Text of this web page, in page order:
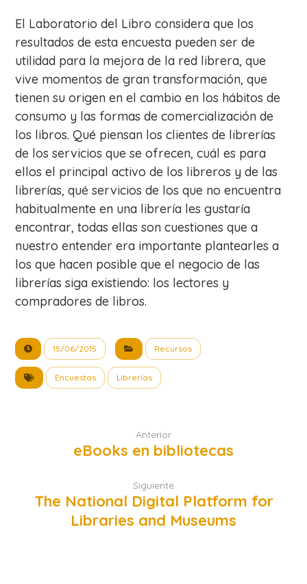
El Laboratorio del Libro considera que los
resultados de esta encuesta pueden ser de
utilidad para la mejora de la red librera, que
vive momentos de gran transformación, que
tienen su origen en el cambio en los hábitos de
consumo y las formas de comercialización de
los libros. Qué piensan los clientes de librerías
de los servicios que se ofrecen, cuál es para
ellos el principal activo de los libreros y de las
librerías, qué servicios de los que no encuentra
habitualmente en una librería les gustaría
encontrar, todas ellas son cuestiones que a
nuestro entender era importante plantearles a
los que hacen posible que el negocio de las
librerías siga existiendo: los lectores y
compradores de libros.
15/06/2015 Recursos
Encuestas Librerías
Anterior
eBooks en bibliotecas
Siguiente
The National Digital Platform for
Libraries and Museums